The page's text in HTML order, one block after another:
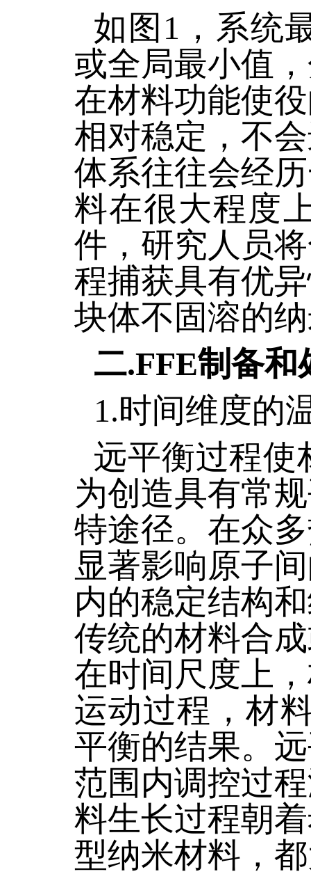
如图1，系统
或全局最小值
在材料功能使
相对稳定，不
体系往往会经
料在很大程度
件，研究人员
程捕获具有优
块体不固溶的
二.FFE制备和
1.时间维度的
远平衡过程使
为创造具有常
特途径。在众
显著影响原子
内的稳定结构
传统的材料合
在时间尺度上
运动过程，材
平衡的结果。
范围内调控过
料生长过程朝
型纳米材料，